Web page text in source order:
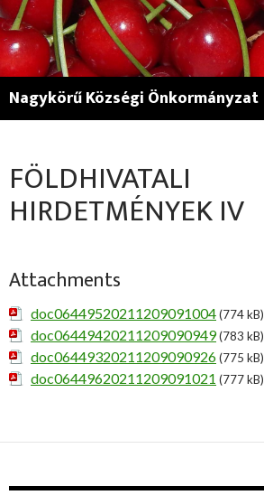
Nagykörű Községi Önkormányzat
FÖLDHIVATALI
HIRDETMÉNYEK IV
Attachments
doc06449520211209091004(774 kB)
doc06449420211209090949(783 kB)
doc06449320211209090926(775 kB)
doc06449620211209091021 (777 kB)